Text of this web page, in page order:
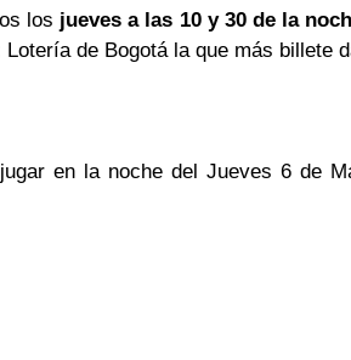
los jueves a las 10 y 30 de la
de Bogotá la que más billete
en la noche del Jueves 6 de